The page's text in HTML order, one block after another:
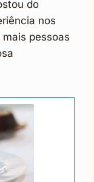
do
nos
pessoas